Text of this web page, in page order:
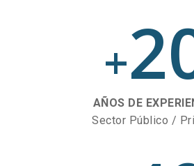
+
AÑOS DE
Sector Público /